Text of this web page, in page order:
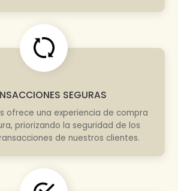
SEGURAS
ofrece una experiencia de compra
priorizando la seguridad de los
de nuestros clientes.